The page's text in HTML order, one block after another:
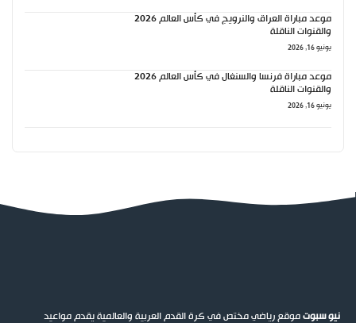
موعد مباراة العراق والنرويج في كأس العالم 2026
والقنوات الناقلة
يونيو 16, 2026
موعد مباراة فرنسا والسنغال في كأس العالم 2026
والقنوات الناقلة
يونيو 16, 2026
نيو سبوتموقع رياضي مختص في كرة القدم العربية والعالمية يقدم مواعيد